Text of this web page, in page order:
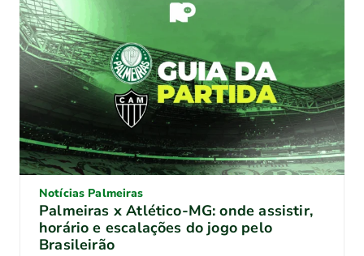
Notícias Palmeiras
Palmeiras x Atlético-MG: onde assistir,
horário e escalações do jogo pelo
Brasileirão